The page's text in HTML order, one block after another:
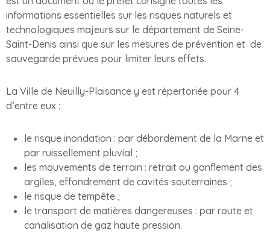
informations essentielles sur les risques naturels et
technologiques majeurs sur le département de Seine-
Saint-Denis ainsi que sur les mesures de prévention et de
sauvegarde prévues pour limiter leurs effets.
La Ville de Neuilly-Plaisance y est répertoriée pour 4
d’entre eux :
le risque inondation : par débordement de la Marne et
par ruissellement pluvial ;
les mouvements de terrain : retrait ou gonflement des
argiles, effondrement de cavités souterraines ;
le risque de tempête ;
le transport de matières dangereuses : par route et
canalisation de gaz haute pression.